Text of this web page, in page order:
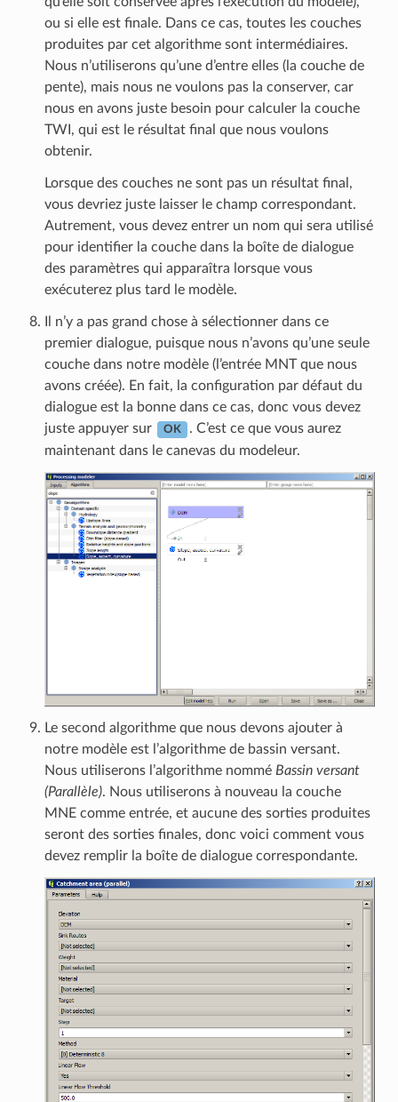
ou si elle est finale. Dans ce cas, toutes les couches
produites par cet algorithme sont intermédiaires.
Nous n’utiliserons qu’une d’entre elles (la couche de
pente), mais nous ne voulons pas la conserver, car
nous en avons juste besoin pour calculer la couche
TWI, qui est le résultat final que nous voulons
obtenir.
Lorsque des couches ne sont pas un résultat final,
vous devriez juste laisser le champ correspondant.
Autrement, vous devez entrer un nom qui sera utilisé
pour identifier la couche dans la boîte de dialogue
des paramètres qui apparaîtra lorsque vous
exécuterez plus tard le modèle.
Il n’y a pas grand chose à sélectionner dans ce
premier dialogue, puisque nous n’avons qu’une seule
couche dans notre modèle (l’entrée MNT que nous
avons créée). En fait, la configuration par défaut du
dialogue est la bonne dans ce cas, donc vous devez
juste appuyer sur
OK
. C’est ce que vous aurez
maintenant dans le canevas du modeleur.
Le second algorithme que nous devons ajouter à
notre modèle est l’algorithme de bassin versant.
Nous utiliserons l’algorithme nommé Bassin versant
(Parallèle). Nous utiliserons à nouveau la couche
MNE comme entrée, et aucune des sorties produites
seront des sorties finales, donc voici comment vous
devez remplir la boîte de dialogue correspondante.